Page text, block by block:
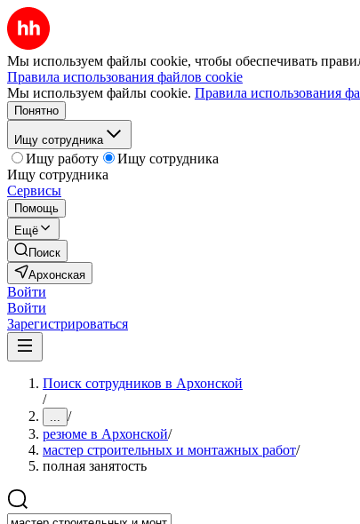
Мы используем файлы cookie, чтобы обеспечивать
Правила использования файлов cookie
Мы используем файлы cookie. Правила использования
Понятно
Ищу сотрудника
Ищу работу
Ищу сотрудника
Ищу сотрудника
Сервисы
Помощь
Ещё
Поиск
Архонская
Войти
Войти
Зарегистрироваться
Поиск сотрудников в Архонской
/
... /
резюме в Архонской/
мастер строительных и монтажных работ/
полная занятость